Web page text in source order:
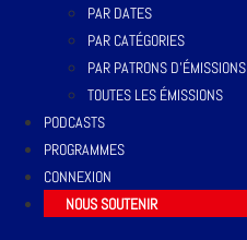
PAR DATES
PAR CATÉGORIES
PAR PATRONS D’ÉMISSIONS
TOUTES LES ÉMISSIONS
PODCASTS
PROGRAMMES
CONNEXION
NOUS SOUTENIR